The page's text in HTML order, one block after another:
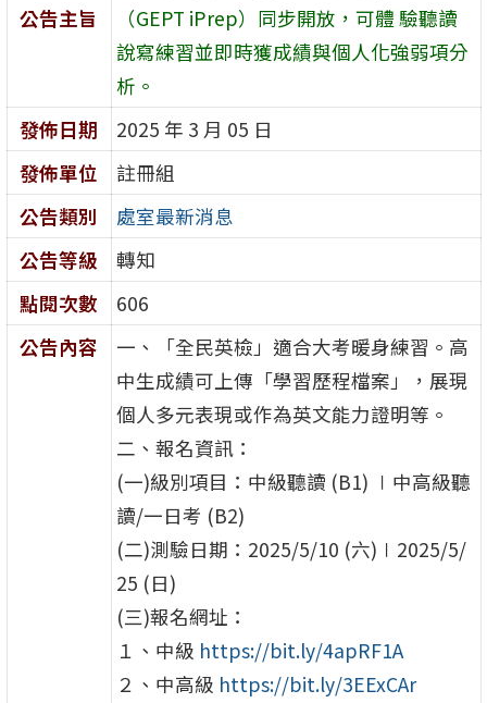
公告主旨
（GEPT iPrep）同步開放，可體 驗聽讀
說寫練習並即時獲成績與個人化強弱項分
析。
發佈日期
2025 年 3 月 05 日
發佈單位
註冊組
公告類別
處室最新消息
公告等級
轉知
點閱次數
606
公告內容
一、「全民英檢」適合大考暖身練習。高
中生成績可上傳「學習歷程檔案」，展現
個人多元表現或作為英文能力證明等。
二、報名資訊：
(一)級別項目：中級聽讀 (B1) ∣中高級聽
讀/一日考 (B2)
(二)測驗日期：2025/5/10 (六)∣2025/5/
25 (日)
(三)報名網址：
１、中級 https://bit.ly/4apRF1A
２、中高級 https://bit.ly/3EExCAr